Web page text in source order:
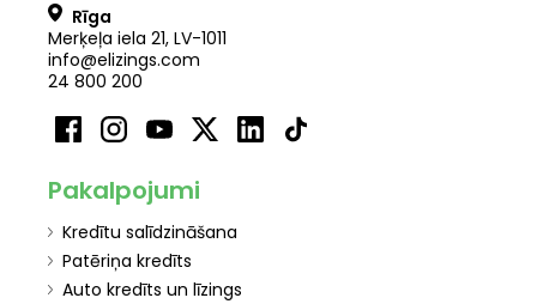
Rīga
Merķeļa iela 21, LV-1011
info@elizings.com
24 800 200
Pakalpojumi
Kredītu salīdzināšana
Patēriņa kredīts
Auto kredīts un līzings